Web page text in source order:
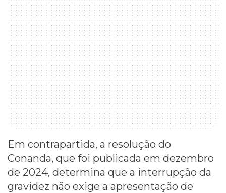
Em contrapartida, a resolução do
Conanda, que foi publicada em dezembro
de 2024, determina que a interrupção da
gravidez não exige a apresentação de